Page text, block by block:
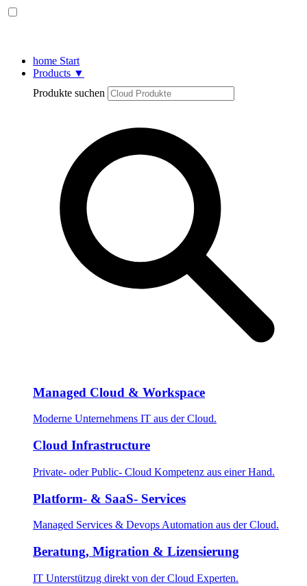
home Start
Products ▼
Produkte suchen
Managed Cloud & Workspace
Moderne Unternehmens IT aus der Cloud.
Cloud Infrastructure
Private- oder Public- Cloud Kompetenz aus einer Hand.
Platform- & SaaS- Services
Managed Services & Devops Automation aus der Cloud.
Beratung, Migration & Lizensierung
IT Unterstützug direkt von der Cloud Experten.